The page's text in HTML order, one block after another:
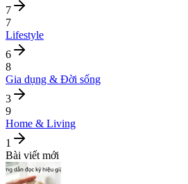
7
7
Lifestyle
6
8
Gia dụng & Đời sống
3
9
Home & Living
1
Bài viết mới